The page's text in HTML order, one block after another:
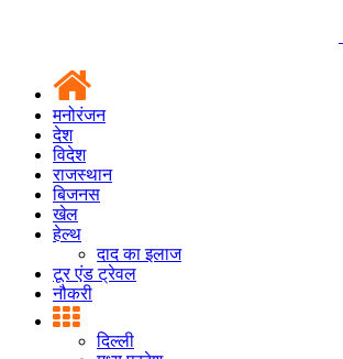
मनोरंजन
देश
विदेश
राजस्थान
बिजनस
खेल
हेल्थ
दाद का इलाज
टूर एंड ट्रेवल
नौकरी
दिल्ली